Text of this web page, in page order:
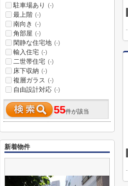
駐車場あり (-)
最上階 (-)
南向き (-)
角部屋 (-)
閑静な住宅地 (-)
輸入住宅 (-)
二世帯住宅 (-)
床下収納 (-)
複層ガラス (-)
自由設計対応 (-)
55件が該当
新着物件